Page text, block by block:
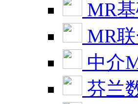
MR
MR
中介
芬兰